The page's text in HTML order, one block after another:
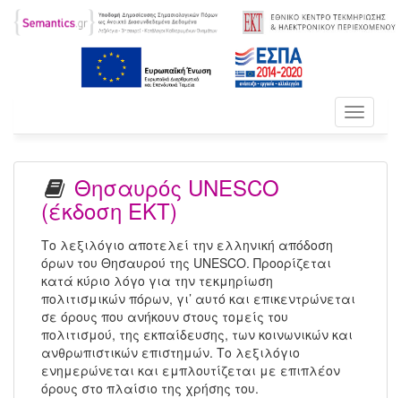
Toggle
Θησαυρός UNESCO
(έκδοση ΕΚΤ)
Το λεξιλόγιο αποτελεί την ελληνική απόδοση
όρων του Θησαυρού της UNESCO. Προορίζεται
κατά κύριο λόγο για την τεκμηρίωση
πολιτισμικών πόρων, γι’ αυτό και επικεντρώνεται
σε όρους που ανήκουν στους τομείς του
πολιτισμού, της εκπαίδευσης, των κοινωνικών και
ανθρωπιστικών επιστημών. Το λεξιλόγιο
ενημερώνεται και εμπλουτίζεται με επιπλέον
όρους στο πλαίσιο της χρήσης του.